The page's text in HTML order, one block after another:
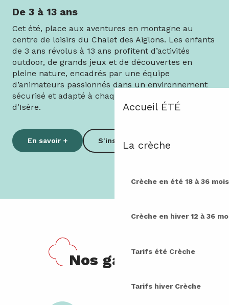
Accueil ÉTÉ
La crèche
Crèche en été 18 à 36 mois
Crèche en hiver 12 à 36
Tarifs été Crèche
Tarifs hiver Crèche
De 3 à 13 ans
Cet été, place aux aventures en montagne au
centre de loisirs du Chalet des Aiglons. Les enfants
de 3 ans révolus à 13 ans profitent d’activités
outdoor, de grands jeux et de découvertes en
pleine nature, encadrés par une équipe
d’animateurs passionnés dans un environnement
sécurisé et adapté à chaque âge, au cœur de Val
d’Isère.
En savoir + S'inscrire
Nos garanties